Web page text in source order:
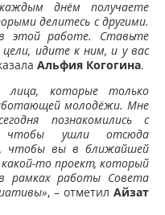
днём получаете
делитесь с другими.
этой работе. Ставьте
идите к ним, и у вас
Альфия Когогина.
лица, которые только
молодёжи. Мне
познакомились с
чтобы ушли отсюда
чтобы вы в ближайшей
то проект, который
рамках работы Совета
, – отметилАйзат